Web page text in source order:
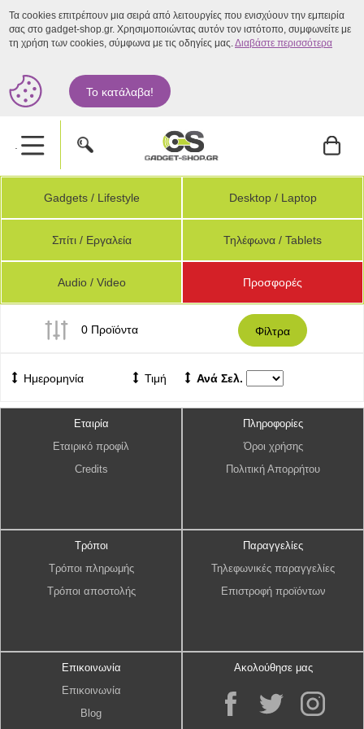
Τα cookies επιτρέπουν μια σειρά από λειτουργίες που ενισχύουν την εμπειρία
σας στο gadget-shop.gr. Χρησιμοποιώντας αυτόν τον ιστότοπο, συμφωνείτε με
τη χρήση των cookies, σύμφωνα με τις οδηγίες μας.Διαβάστε περισσότερα
Το κατάλαβα!
.
Gadgets / Lifestyle Desktop / Laptop
Σπίτι / Εργαλεία Τηλέφωνα / Tablets
Audio / Video Προσφορές
0 Προϊόντα Φίλτρα
Ημερομηνία Τιμή Ανά Σελ.
Εταιρία
Εταιρικό προφίλ
Credits
Πληροφορίες
Όροι χρήσης
Πολιτική Απορρήτου
Τρόποι
Τρόποι πληρωμής
Τρόποι αποστολής
Παραγγελίες
Τηλεφωνικές παραγγελίες
Επιστροφή προϊόντων
Επικοινωνία
Επικοινωνία
Blog
Ακολούθησε μας